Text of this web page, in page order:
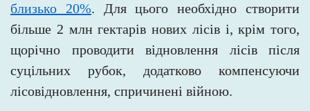
близько 20%. Для цього необхідно створити
більше 2 млн гектарів нових лісів і, крім того,
щорічно проводити відновлення лісів після
суцільних рубок, додатково компенсуючи
лісовідновлення, спричинені війною.